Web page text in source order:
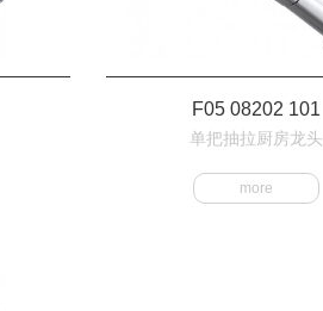
F05 08202 101
单把抽拉厨房龙头
more